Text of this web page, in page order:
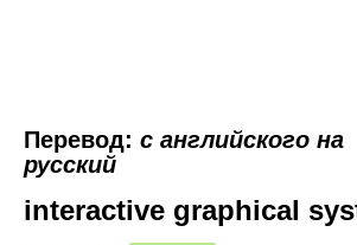
Перевод: с английского на
русский
interactive graphical